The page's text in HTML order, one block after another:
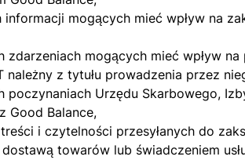
mogących mieć wpływ na
mogących mieć wpływ
z tytułu prowadzenia przez
poczynaniach Urzędu Skarbowego,
Good Balance,
i czytelności przesyłanych do
towarów lub świadczeniem